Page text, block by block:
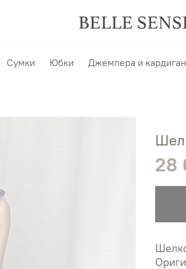
Сумки Юбки Джемпера и
28